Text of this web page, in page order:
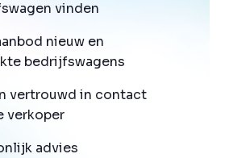
vinden
nieuw en
bedrijfswagens
vertrouwd in contact
verkoper
advies